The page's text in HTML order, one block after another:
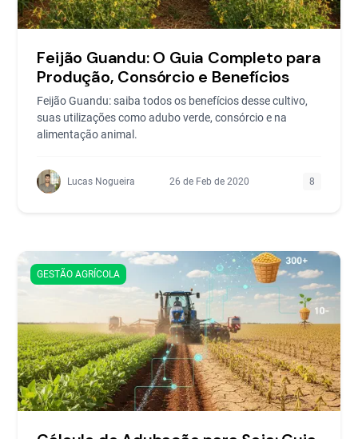
Feijão Guandu: O Guia Completo para
Produção, Consórcio e Benefícios
Feijão Guandu: saiba todos os benefícios desse cultivo,
suas utilizações como adubo verde, consórcio e na
alimentação animal.
Lucas Nogueira 26 de Feb de 2020 8
GESTÃO AGRÍCOLA